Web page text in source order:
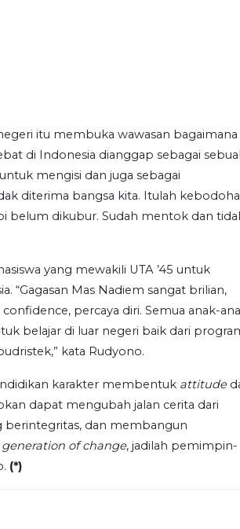
itu membuka wawasan bagaimana
di Indonesia dianggap sebagai
mengisi dan juga sebagai
diterima bangsa kita. Itulah
belum dikubur. Sudah mentok dan
yang mewakili UTA ’45 untuk
“Gagasan Mas Nadiem sangat brilian,
percaya diri. Semua anak-
belajar di luar negeri baik dari
kata Rudyono.
karakter membentuk attitude
dapat mengubah jalan cerita dari
berintegritas, dan membangun
generation of change, jadilah pemimpin-
(*)